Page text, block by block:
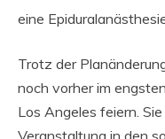
eine
Trotz der
noch vorher im
Los Angeles feiern.